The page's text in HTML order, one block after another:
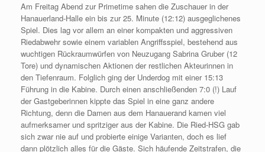
Am Freitag Abend zur Primetime sahen die Zuschauer in der
Hanauerland-Halle ein bis zur 25. Minute (12:12) ausgeglichenes
Spiel. Dies lag vor allem an einer kompakten und aggressiven
Riedabwehr sowie einem variablen Angriffsspiel, bestehend aus
wuchtigen Rückraumwürfen von Neuzugang Sabrina Gruber (12
Tore) und dynamischen Aktionen der restlichen Akteurinnen in
den Tiefenraum. Folglich ging der Underdog mit einer 15:13
Führung in die Kabine. Durch einen anschließenden 7:0 (!) Lauf
der Gastgeberinnen kippte das Spiel in eine ganz andere
Richtung, denn die Damen aus dem Hanauerand kamen viel
aufmerksamer und spritziger aus der Kabine. Die Ried-HSG gab
sich zwar nie auf und probierte einige Varianten, doch es lief
dann plötzlich alles für die Gäste. Sich häufende Zeitstrafen, die